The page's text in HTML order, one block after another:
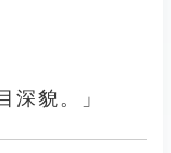
深貌。」